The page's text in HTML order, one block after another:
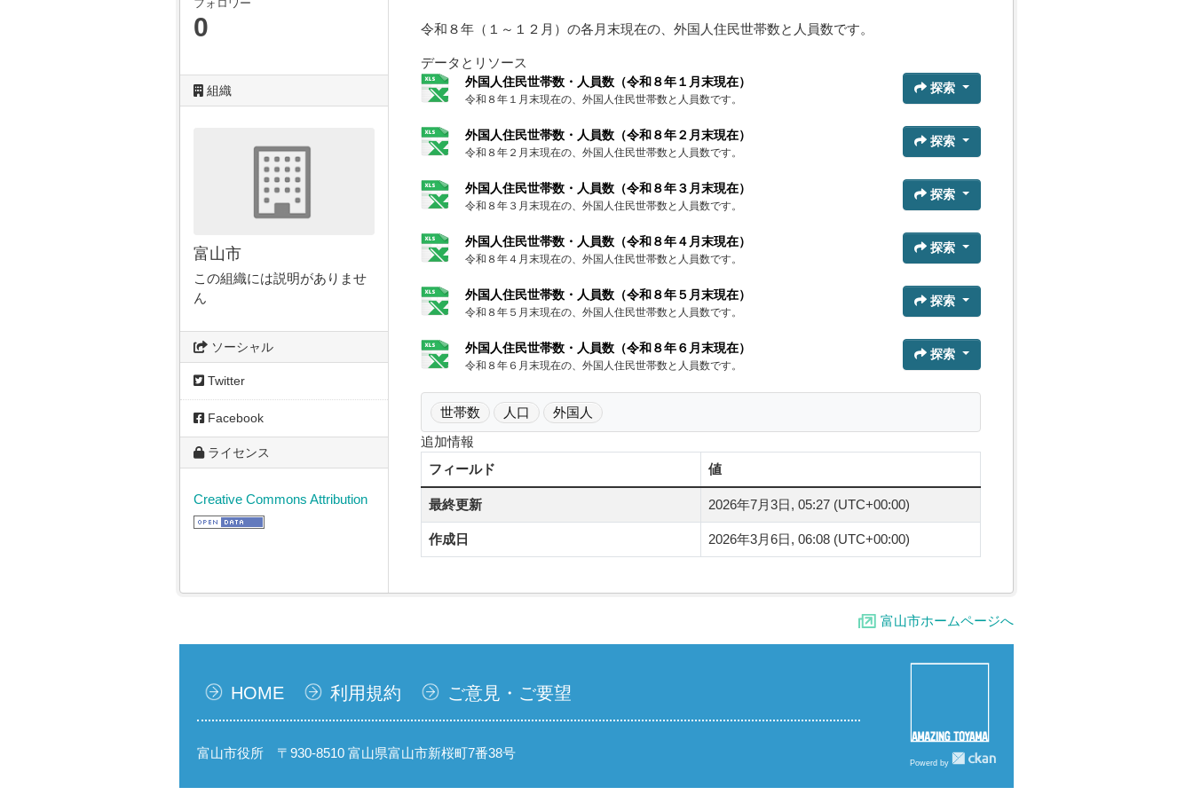
フォロワー
0
組織
富山市
この組織には説明がありませ
ん
ソーシャル
Twitter
Facebook
ライセンス
Creative Commons Attribution
令和８年（１～１２月）の各月末現在の、外国人住民世帯数と人員数です。
データとリソース
外国人住民世帯数・人員数（令和８年１月末現在）
令和８年１月末現在の、外国人住民世帯数と人員数です。
探索
外国人住民世帯数・人員数（令和８年２月末現在）
令和８年２月末現在の、外国人住民世帯数と人員数です。
探索
外国人住民世帯数・人員数（令和８年３月末現在）
令和８年３月末現在の、外国人住民世帯数と人員数です。
探索
外国人住民世帯数・人員数（令和８年４月末現在）
令和８年４月末現在の、外国人住民世帯数と人員数です。
探索
外国人住民世帯数・人員数（令和８年５月末現在）
令和８年５月末現在の、外国人住民世帯数と人員数です。
探索
外国人住民世帯数・人員数（令和８年６月末現在）
令和８年６月末現在の、外国人住民世帯数と人員数です。
探索
世帯数 人口
外国人
追加情報
フィールド
値
最終更新 2026年7月3日, 05:27 (UTC+00:00)
作成日 2026年3月6日, 06:08 (UTC+00:00)
富山市ホームページへ
HOME 利用規約 ご意見・ご要望
富山市役所 〒930-8510 富山県富山市新桜町7番38号
Powerd by